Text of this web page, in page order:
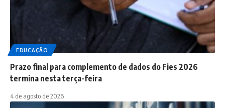
EDUCAÇÃO
Prazo final para complemento de dados do Fies 2026
termina nesta terça-feira
4 de agosto de 2026